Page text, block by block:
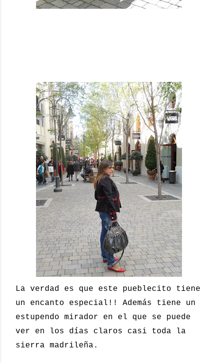
La verdad es que este pueblecito tiene
un encanto especial!! Además tiene un
estupendo mirador en el que se puede
ver en los días claros casi toda la
sierra madrileña.